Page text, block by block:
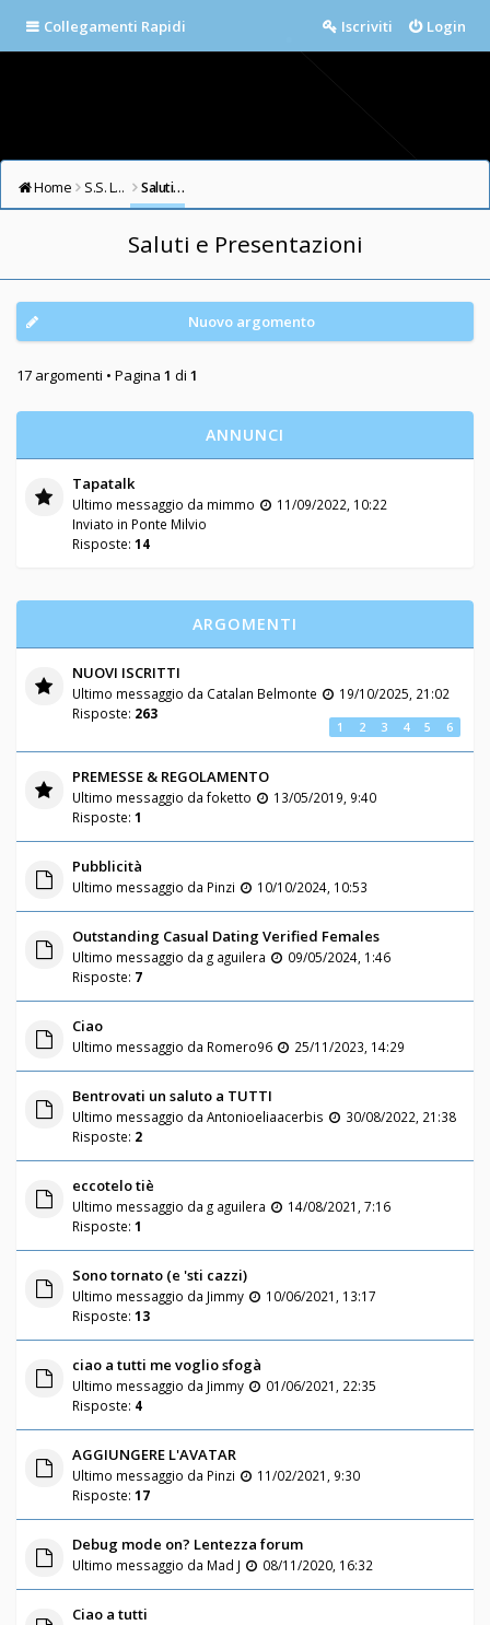
Collegamenti Rapidi Login
Iscriviti
Home S.S. LAZIO FORUM Saluti e Presentazioni
Saluti e Presentazioni
Nuovo argomento
17 argomenti • Pagina 1 di 1
ANNUNCI
Tapatalk
Ultimo messaggio da mimmo
11/09/2022, 10:22
Inviato in Ponte Milvio
Risposte: 14
ARGOMENTI
NUOVI ISCRITTI
Ultimo messaggio da Catalan Belmonte
19/10/2025, 21:02
Risposte: 263
1 2 3 4 5 6
PREMESSE & REGOLAMENTO
Ultimo messaggio da foketto
13/05/2019, 9:40
Risposte: 1
Pubblicità
Ultimo messaggio da Pinzi 10/10/2024, 10:53
Outstanding Сasual Dating Verified Females
Ultimo messaggio da g aguilera
09/05/2024, 1:46
Risposte: 7
Ciao
Ultimo messaggio da Romero96 25/11/2023, 14:29
Bentrovati un saluto a TUTTI
Ultimo messaggio da Antonioeliaacerbis
30/08/2022, 21:38
Risposte: 2
eccotelo tiè
Ultimo messaggio da g aguilera
14/08/2021, 7:16
Risposte: 1
Sono tornato (e 'sti cazzi)
Ultimo messaggio da Jimmy
10/06/2021, 13:17
Risposte: 13
ciao a tutti me voglio sfogà
Ultimo messaggio da Jimmy
01/06/2021, 22:35
Risposte: 4
AGGIUNGERE L'AVATAR
Ultimo messaggio da Pinzi
11/02/2021, 9:30
Risposte: 17
Debug mode on? Lentezza forum
Ultimo messaggio da Mad J 08/11/2020, 16:32
Ciao a tutti